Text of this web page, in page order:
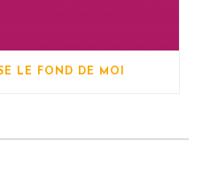
LE FOND DE MOI